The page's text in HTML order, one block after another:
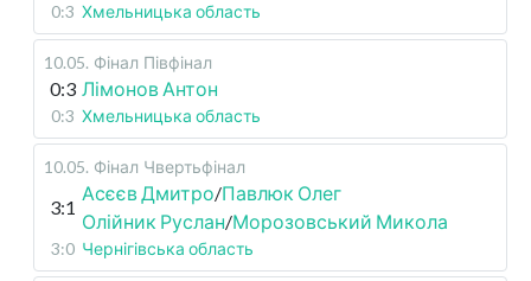
0:3 Хмельницька область
10.05. Фінал Півфінал
0:3 Лімонов Антон
0:3 Хмельницька область
10.05. Фінал Чвертьфінал
3:1
Асєєв Дмитро/Павлюк Олег
Олійник Руслан/Морозовський Микола
3:0 Чернігівська область